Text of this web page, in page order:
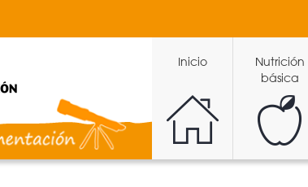
Inicio
Nutrición
básica